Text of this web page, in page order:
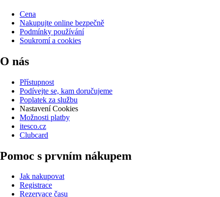
Cena
Nakupujte online bezpečně
Podmínky používání
Soukromí a cookies
O nás
Přístupnost
Podívejte se, kam doručujeme
Poplatek za službu
Nastavení Cookies
Možnosti platby
itesco.cz
Clubcard
Pomoc s prvním nákupem
Jak nakupovat
Registrace
Rezervace času